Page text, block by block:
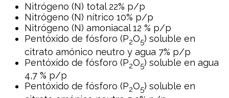
Nitrógeno (N) total 22% p/p
Nitrógeno (N) nítrico 10% p/p
Nitrógeno (N) amoniacal 12 % p/p
Pentóxido de fósforo (P2O5) soluble en
citrato amónico neutro y agua 7% p/p
Pentóxido de fósforo (P2O5) soluble en agua
4,7 % p/p
Pentóxido de fósforo (P2O5) soluble en